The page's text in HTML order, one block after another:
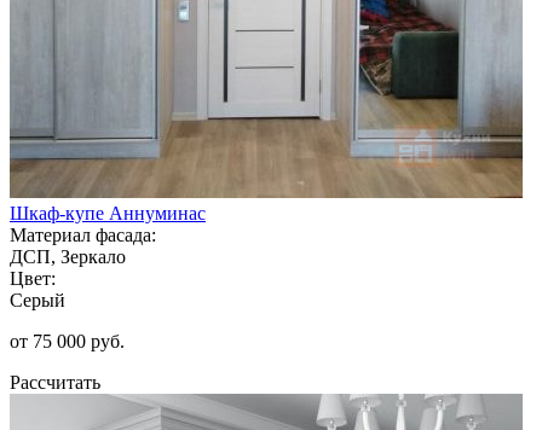
Шкаф-купе Аннуминас
Материал фасада:
ДСП, Зеркало
Цвет:
Серый
от 75 000 руб.
Рассчитать